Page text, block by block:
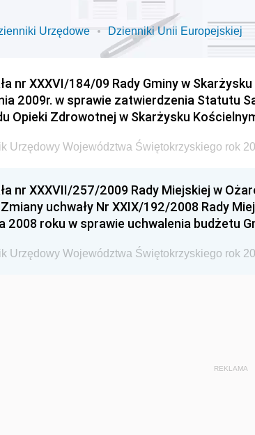
Urzędowe Dzienniki Unii Europejskiej
nr XXXVI/184/09 Rady Gminy w
2009r. w sprawie zatwierdzenia Statutu
Opieki Zdrowotnej w Skarżysku
Urzędowy Województwa Świętokrzyskiego rok
nr XXXVII/257/2009 Rady Miejskiej w
uchwały Nr XXIX/192/2008 Rady
2008 roku w sprawie uchwalenia budżetu
Urzędowy Województwa Świętokrzyskiego rok
REKLAMA